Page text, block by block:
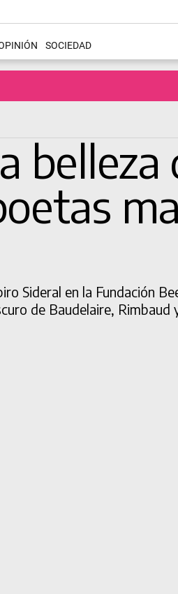
SOCIEDAD
Sideral en la Fundación
de Baudelaire,